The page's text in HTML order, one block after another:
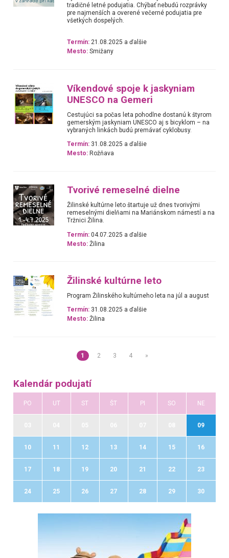
tradičné letné podujatia. Chýbať nebudú rozprávky
pre najmenších a overené večerné podujatia pre
všetkých dospelých.
Termín: 21.08.2025 a ďalšie
Mesto: Smižany
Víkendové spoje k jaskyniam
UNESCO na Gemeri
Cestujúci sa počas leta pohodlne dostanú k štyrom
gemerským jaskyniam UNESCO aj s bicyklom – na
vybraných linkách budú premávať cyklobusy.
Termín: 31.08.2025 a ďalšie
Mesto: Rožňava
Tvorivé remeselné dielne
Žilinské kultúrne leto štartuje už dnes tvorivými
remeselnými dielňami na Mariánskom námestí a na
Tržnici Žilina.
Termín: 04.07.2025 a ďalšie
Mesto: Žilina
Žilinské kultúrne leto
Program Žilinského kultúrneho leta na júl a august
Termín: 31.08.2025 a ďalšie
Mesto: Žilina
1 2 3 4 »
Kalendár podujatí
PO UT ST ŠT PI SO NE
09
10 11 12 13 14 15 16
17 18 19 20 21 22 23
24 25 26 27 28 29 30